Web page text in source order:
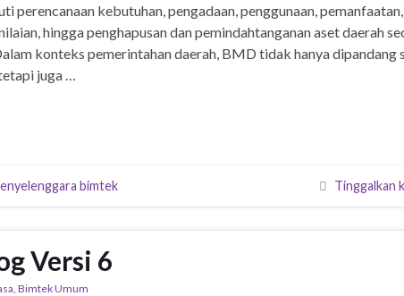
perencanaan kebutuhan, pengadaan, penggunaan, pemanfaatan,
hingga penghapusan dan pemindahtanganan aset daerah
konteks pemerintahan daerah, BMD tidak hanya dipandang
juga …
bimtek Tinggalkan
Versi 6
Bimtek Umum